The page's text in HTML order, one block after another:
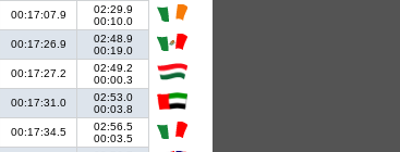
00:17:07.9
02:29.9
00:10.0
00:17:26.9
02:48.9
00:19.0
00:17:27.2
02:49.2
00:00.3
00:17:31.0
02:53.0
00:03.8
00:17:34.5
02:56.5
00:03.5